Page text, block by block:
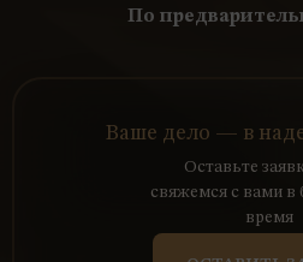
По
Ваше дело — в
Оставьте
свяжемся с вами в
время